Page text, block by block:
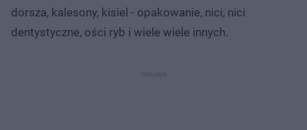
dorsza, kalesony, kisiel - opakowanie, nici, nici
dentystyczne, ości ryb i wiele wiele innych.